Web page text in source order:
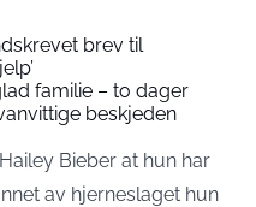
brev til
familie – to dager
beskjeden
Bieber at hun har
av hjerneslaget hun